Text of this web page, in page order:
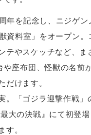
を記念し、ニジゲン
資料室」をオープン
やスケッチなど、
座布団、怪獣の名前
だけます。
。「ゴジラ迎撃作戦
大の決戦』にて初登
す。